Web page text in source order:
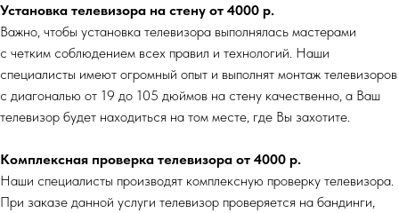
Установка телевизора на стену от 4000 р.
Важно, чтобы установка телевизора выполнялась мастерами
с четким соблюдением всех правил и технологий. Наши
специалисты имеют огромный опыт и выполнят монтаж телевизоров
с диагональю от 19 до 105 дюймов на стену качественно, а Ваш
телевизор будет находиться на том месте, где Вы захотите.
Комплексная проверка телевизора от 4000 р.
Наши специалисты производят комплексную проверку телевизора.
При заказе данной услуги телевизор проверяется на бандинги,